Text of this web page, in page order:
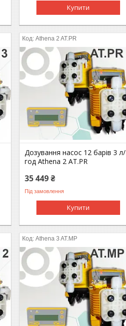
Купити
Athena 2 AT.PR
Дозування насос 12 барів 3 л/
год Athena 2 AT.PR
35 449 ₴
Під замовлення
Купити
Athena 3 AT.MP